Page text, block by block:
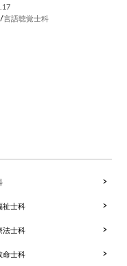
/言語聴覚士科
祉士科
法士科
命士科